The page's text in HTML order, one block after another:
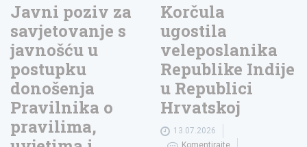
Javni poziv za
savjetovanje s
javnošću u
postupku
donošenja
Pravilnika o
pravilima,
Korčula
ugostila
veleposlanika
Republike Indije
u Republici
Hrvatskoj
13.07.2026